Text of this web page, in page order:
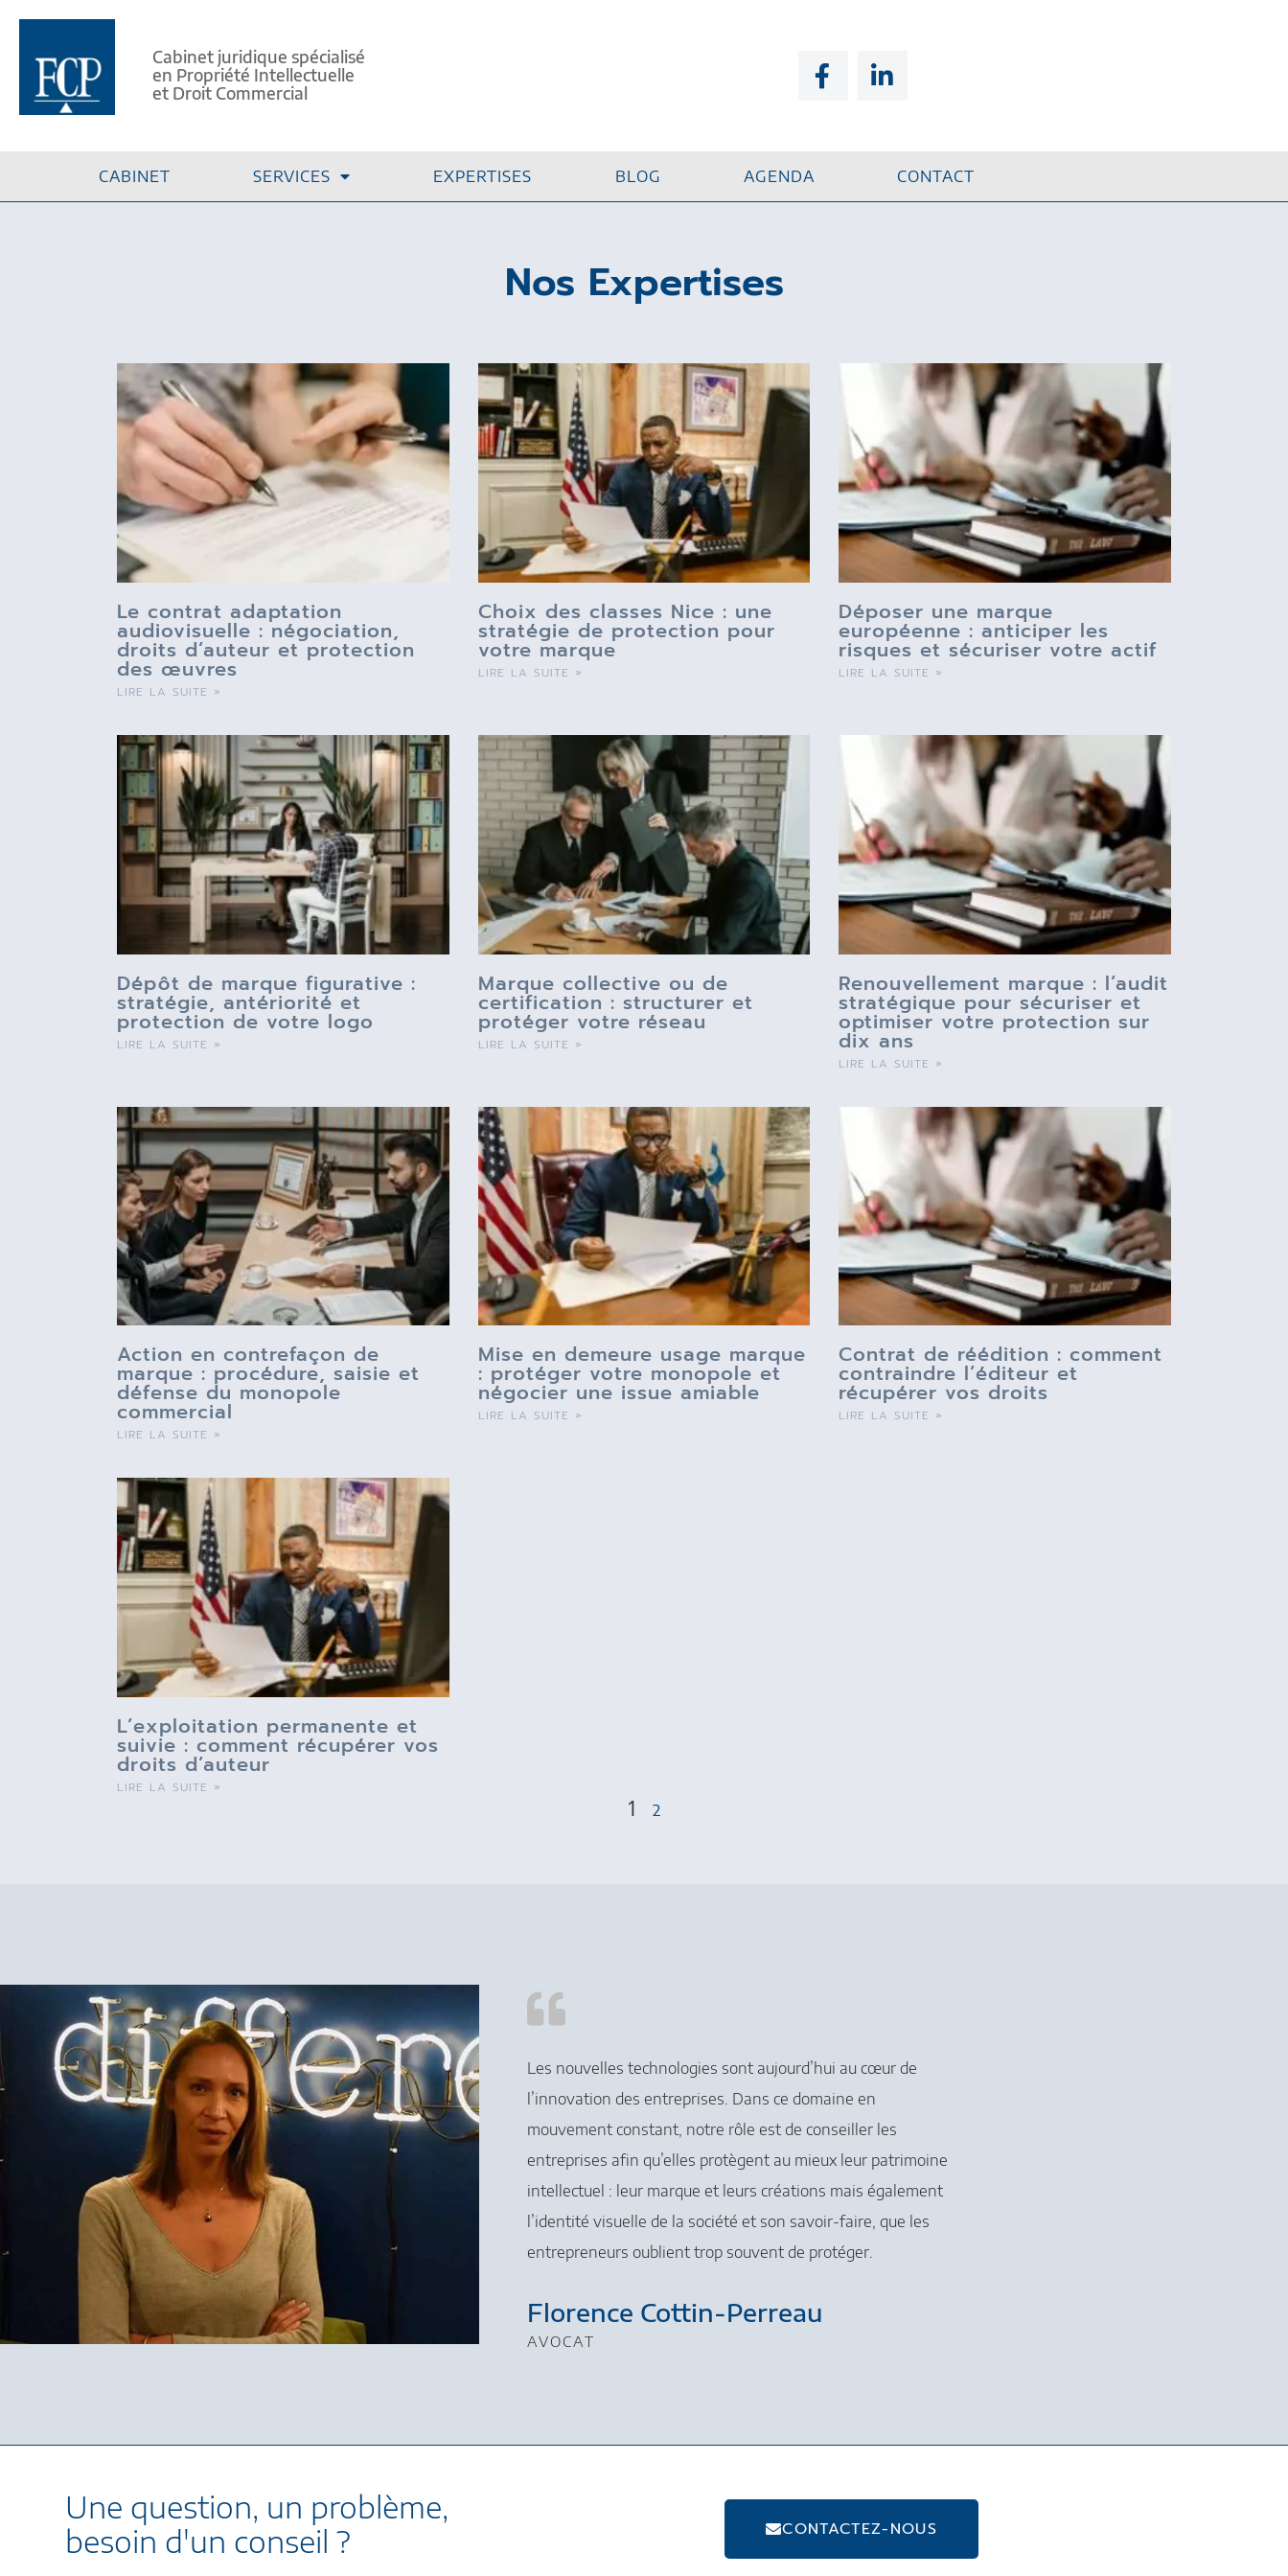
Cabinet juridique spécialisé
en Propriété Intellectuelle
et Droit Commercial
CABINET SERVICES EXPERTISES BLOG AGENDA CONTACT
Nos Expertises
Le contrat adaptation
audiovisuelle : négociation,
droits d’auteur et protection
des œuvres
LIRE LA SUITE »
Choix des classes Nice : une
stratégie de protection pour
votre marque
LIRE LA SUITE »
Déposer une marque
européenne : anticiper les
risques et sécuriser votre actif
LIRE LA SUITE »
Dépôt de marque figurative :
stratégie, antériorité et
protection de votre logo
LIRE LA SUITE »
Marque collective ou de
certification : structurer et
protéger votre réseau
LIRE LA SUITE »
Renouvellement marque : l’audit
stratégique pour sécuriser et
optimiser votre protection sur
dix ans
LIRE LA SUITE »
Action en contrefaçon de
marque : procédure, saisie et
défense du monopole
commercial
LIRE LA SUITE »
Mise en demeure usage marque
: protéger votre monopole et
négocier une issue amiable
LIRE LA SUITE »
Contrat de réédition : comment
contraindre l’éditeur et
récupérer vos droits
LIRE LA SUITE »
L’exploitation permanente et
suivie : comment récupérer vos
droits d’auteur
LIRE LA SUITE »
1 2
Les nouvelles technologies sont aujourd’hui au cœur de
l’innovation des entreprises. Dans ce domaine en
mouvement constant, notre rôle est de conseiller les
entreprises afin qu’elles protègent au mieux leur patrimoine
intellectuel : leur marque et leurs créations mais également
l’identité visuelle de la société et son savoir-faire, que les
entrepreneurs oublient trop souvent de protéger.
Florence Cottin-Perreau
AVOCAT
Une question, un problème,
besoin d'un conseil ?
CONTACTEZ-NOUS